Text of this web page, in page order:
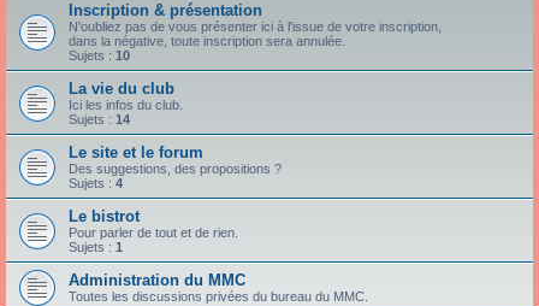
Inscription & présentation
N'oubliez pas de vous présenter ici à l'issue de votre inscription,
dans la négative, toute inscription sera annulée.
Sujets : 10
La vie du club
Ici les infos du club.
Sujets : 14
Le site et le forum
Des suggestions, des propositions ?
Sujets : 4
Le bistrot
Pour parler de tout et de rien.
Sujets : 1
Administration du MMC
Toutes les discussions privées du bureau du MMC.